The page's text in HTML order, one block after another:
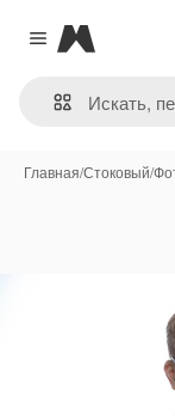
Close menu
Magnific
Главная/Стоковый/